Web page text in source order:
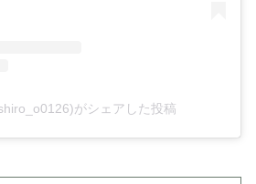
がシェアした投稿